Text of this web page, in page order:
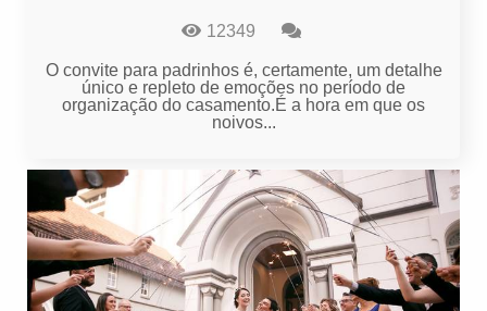
12349
O convite para padrinhos é, certamente, um detalhe
único e repleto de emoções no período de
organização do casamento.É a hora em que os
noivos...